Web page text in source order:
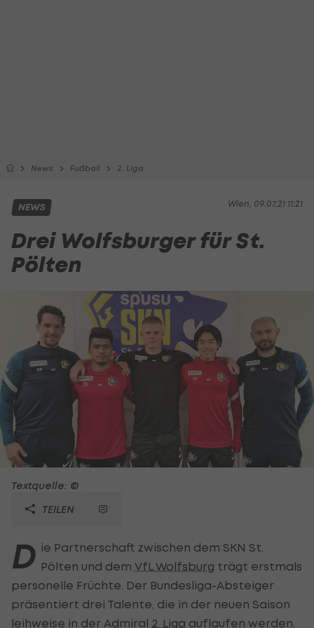
News Fußball 2. Liga
Wien, 09.07.21 11:21
NEWS
Drei Wolfsburger für St.
Pölten
Textquelle: ©
TEILEN
D ie Partnerschaft zwischen dem SKN St.
Pölten und dem VfL Wolfsburg trägt erstmals
personelle Früchte. Der Bundesliga-Absteiger
präsentiert drei Talente, die in der neuen Saison
leihweise in der Admiral 2. Liga auflaufen werden.